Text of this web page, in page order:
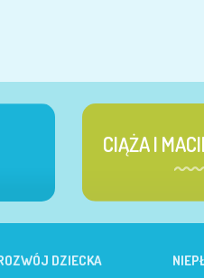
CIĄŻA I
DZIECKA